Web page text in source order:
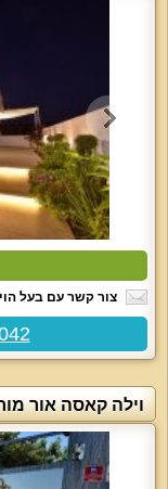
צור קשר עם בעל
052-
וילה קאסה אור